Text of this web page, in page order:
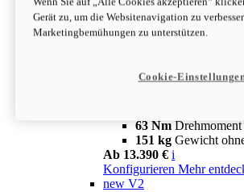
63 NmDrehmoment
151 kgGewicht
Ab 13.890 € i
63 Nm Drehmoment
151 kg Gewicht
Ab 13.390 € i
Konfigurieren Mehr
new V2
Gerät zu, um die Websitenavigation zu
Marketingbemühungen zu unterstützen.
Cookie-